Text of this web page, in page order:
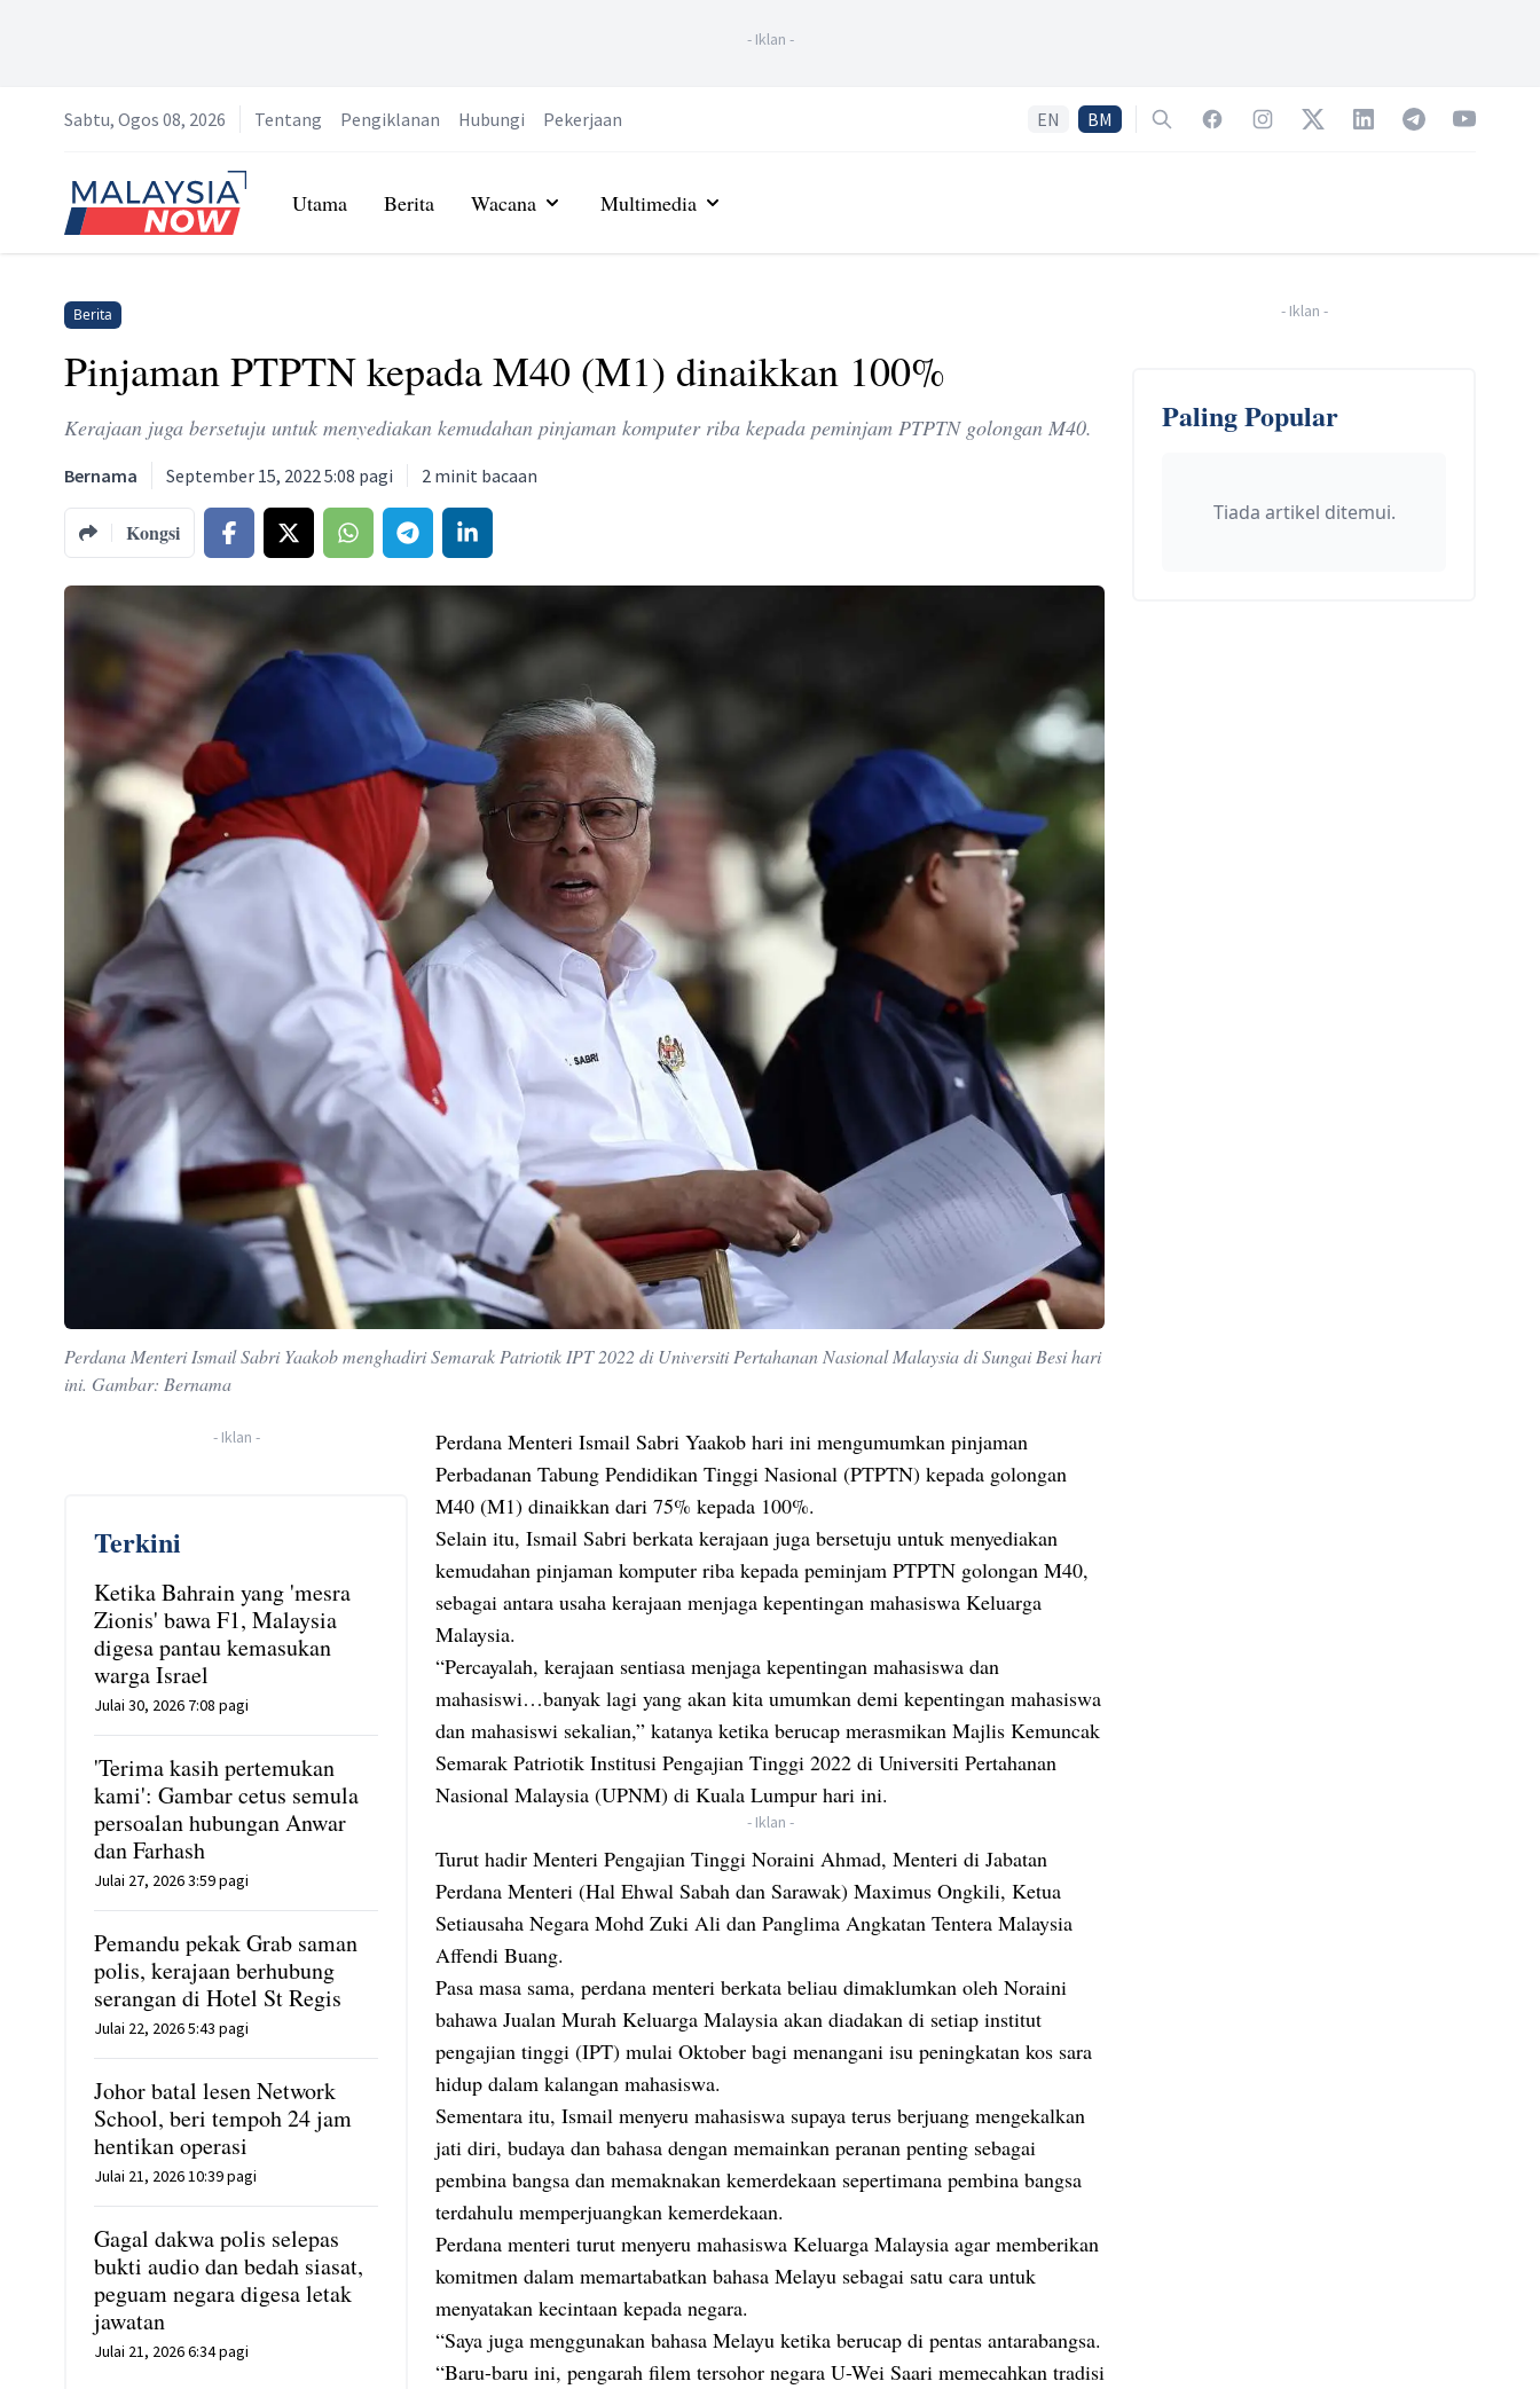
- Iklan -
Sabtu, Ogos 08, 2026 Tentang Pengiklanan Hubungi Pekerjaan EN BM SearchFacebookInstagramTwitterLinkedInTelegramYouTube
Home
Utama Berita Wacana Multimedia
Berita
Pinjaman PTPTN kepada M40 (M1) dinaikkan 100%
Kerajaan juga bersetuju untuk menyediakan kemudahan pinjaman komputer riba kepada peminjam PTPTN golongan M40.
Bernama September 15, 2022 5:08 pagi 2 minit bacaan
Kongsi
Perdana Menteri Ismail Sabri Yaakob menghadiri Semarak Patriotik IPT 2022 di Universiti Pertahanan Nasional Malaysia di Sungai Besi hari
ini. Gambar: Bernama
- Iklan -
Terkini
Ketika Bahrain yang 'mesra
Zionis' bawa F1, Malaysia
digesa pantau kemasukan
warga Israel
Julai 30, 2026 7:08 pagi
'Terima kasih pertemukan
kami': Gambar cetus semula
persoalan hubungan Anwar
dan Farhash
Julai 27, 2026 3:59 pagi
Pemandu pekak Grab saman
polis, kerajaan berhubung
serangan di Hotel St Regis
Julai 22, 2026 5:43 pagi
Johor batal lesen Network
School, beri tempoh 24 jam
hentikan operasi
Julai 21, 2026 10:39 pagi
Gagal dakwa polis selepas
bukti audio dan bedah siasat,
peguam negara digesa letak
jawatan
Julai 21, 2026 6:34 pagi
Perdana Menteri Ismail Sabri Yaakob hari ini mengumumkan pinjaman
Perbadanan Tabung Pendidikan Tinggi Nasional (PTPTN) kepada golongan
M40 (M1) dinaikkan dari 75% kepada 100%.
Selain itu, Ismail Sabri berkata kerajaan juga bersetuju untuk menyediakan
kemudahan pinjaman komputer riba kepada peminjam PTPTN golongan M40,
sebagai antara usaha kerajaan menjaga kepentingan mahasiswa Keluarga
Malaysia.
“Percayalah, kerajaan sentiasa menjaga kepentingan mahasiswa dan
mahasiswi…banyak lagi yang akan kita umumkan demi kepentingan mahasiswa
dan mahasiswi sekalian,” katanya ketika berucap merasmikan Majlis Kemuncak
Semarak Patriotik Institusi Pengajian Tinggi 2022 di Universiti Pertahanan
Nasional Malaysia (UPNM) di Kuala Lumpur hari ini.
- Iklan -
Turut hadir Menteri Pengajian Tinggi Noraini Ahmad, Menteri di Jabatan
Perdana Menteri (Hal Ehwal Sabah dan Sarawak) Maximus Ongkili, Ketua
Setiausaha Negara Mohd Zuki Ali dan Panglima Angkatan Tentera Malaysia
Affendi Buang.
Pasa masa sama, perdana menteri berkata beliau dimaklumkan oleh Noraini
bahawa Jualan Murah Keluarga Malaysia akan diadakan di setiap institut
pengajian tinggi (IPT) mulai Oktober bagi menangani isu peningkatan kos sara
hidup dalam kalangan mahasiswa.
Sementara itu, Ismail menyeru mahasiswa supaya terus berjuang mengekalkan
jati diri, budaya dan bahasa dengan memainkan peranan penting sebagai
pembina bangsa dan memaknakan kemerdekaan sepertimana pembina bangsa
terdahulu memperjuangkan kemerdekaan.
Perdana menteri turut menyeru mahasiswa Keluarga Malaysia agar memberikan
komitmen dalam memartabatkan bahasa Melayu sebagai satu cara untuk
menyatakan kecintaan kepada negara.
“Saya juga menggunakan bahasa Melayu ketika berucap di pentas antarabangsa.
“Baru-baru ini, pengarah filem tersohor negara U-Wei Saari memecahkan tradisi
- Iklan -
Paling Popular
Tiada artikel ditemui.